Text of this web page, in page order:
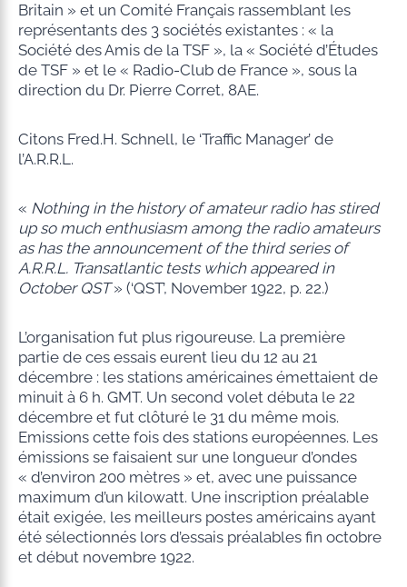
Britain » et un Comité Français rassemblant les
représentants des 3 sociétés existantes : « la
Société des Amis de la TSF », la « Société d’Études
de TSF » et le « Radio-Club de France », sous la
direction du Dr. Pierre Corret, 8AE.
Citons Fred.H. Schnell, le ‘Traffic Manager’ de
l’A.R.R.L.
« Nothing in the history of amateur radio has stired
up so much enthusiasm among the radio amateurs
as has the announcement of the third series of
A.R.R.L. Transatlantic tests which appeared in
October QST» (‘QST’, November 1922, p. 22.)
L’organisation fut plus rigoureuse. La première
partie de ces essais eurent lieu du 12 au 21
décembre : les stations américaines émettaient de
minuit à 6 h. GMT. Un second volet débuta le 22
décembre et fut clôturé le 31 du même mois.
Emissions cette fois des stations européennes. Les
émissions se faisaient sur une longueur d’ondes
« d’environ 200 mètres » et, avec une puissance
maximum d’un kilowatt. Une inscription préalable
était exigée, les meilleurs postes américains ayant
été sélectionnés lors d’essais préalables fin octobre
et début novembre 1922.